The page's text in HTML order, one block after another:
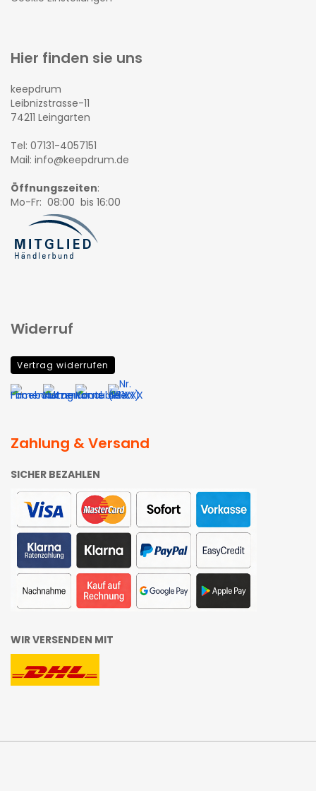
Hier finden sie uns
keepdrum
Leibnizstrasse-11
74211 Leingarten
Tel: 07131-4057151
Mail: info@keepdrum.de
Öffnungszeiten:
Mo-Fr: 08:00 bis 16:00
Widerruf
Vertrag widerrufen
Zahlung & Versand
SICHER BEZAHLEN
WIR VERSENDEN MIT